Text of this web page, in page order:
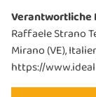
Verantwortliche
Raffaele Strano
Mirano (VE),
https://